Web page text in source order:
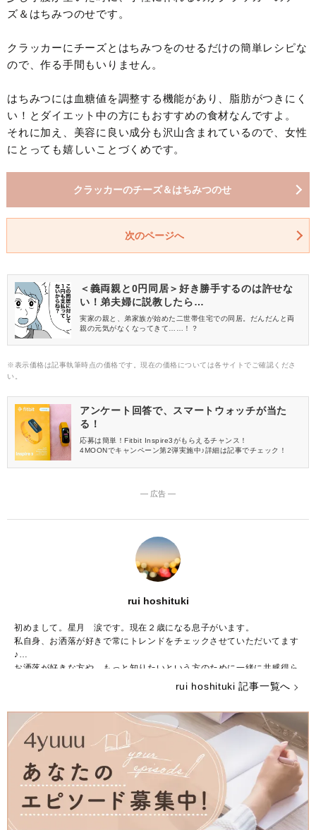
ズ＆はちみつのせです。
クラッカーにチーズとはちみつをのせるだけの簡単レシピな
ので、作る手間もいりません。
はちみつには血糖値を調整する機能があり、脂肪がつきにく
い！とダイエット中の方にもおすすめの食材なんですよ。
それに加え、美容に良い成分も沢山含まれているので、女性
にとっても嬉しいことづくめです。
クラッカーのチーズ＆はちみつのせ
次のページへ
＜義両親と0円同居＞好き勝手するのは許せな
い！弟夫婦に説教したら…
実家の親と、弟家族が始めた二世帯住宅での同居。だんだんと両
親の元気がなくなってきて……！？
※表示価格は記事執筆時点の価格です。現在の価格については各サイトでご確認くださ
い。
アンケート回答で、スマートウォッチが当た
る！
応募は簡単！Fitbit Inspire3がもらえるチャンス！
4MOONでキャンペーン第2弾実施中♪詳細は記事でチェック！
― 広告 ―
rui hoshituki
初めまして。星月 涙です。現在２歳になる息子がいます。
私自身、お洒落が好きで常にトレンドをチェックさせていただいてます
♪
お洒落が好きな方や、もっと知りたいという方のために一緒に共感得ら
れる記事を書いていこうとおもっております。rui hoshituki 記事一覧へ